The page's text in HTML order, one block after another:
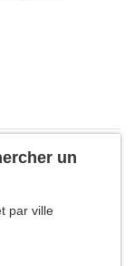
un
par ville